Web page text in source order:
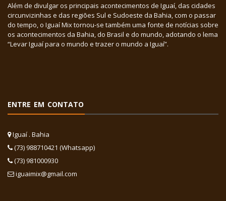
Além de divulgar os principais acontecimentos de Iguaí, das cidades
circunvizinhas e das regiões Sul e Sudoeste da Bahia, com o passar
do tempo, o Iguaí Mix tornou-se também uma fonte de notícias sobre
os acontecimentos da Bahia, do Brasil e do mundo, adotando o lema
“Levar Iguaí para o mundo e trazer o mundo a Iguaí”.
ENTRE EM CONTATO
Iguaí . Bahia
(73) 988710421 (Whatsapp)
(73) 981000930
iguaimix@gmail.com